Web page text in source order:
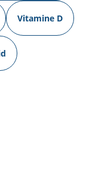
Vitamine D